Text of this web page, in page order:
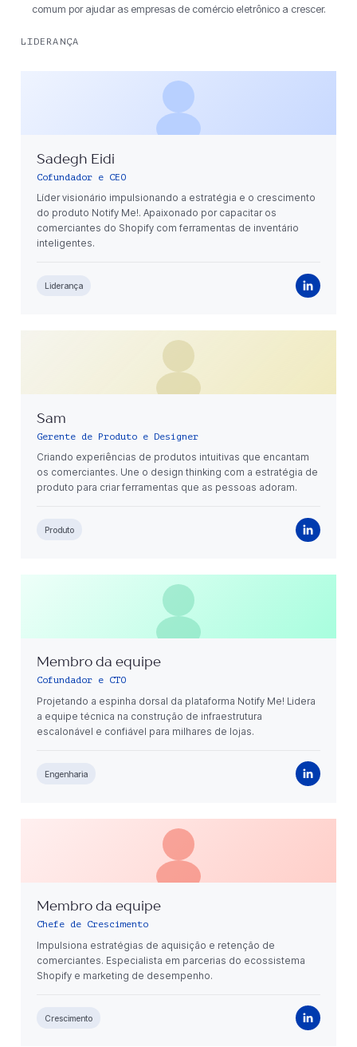
comum por ajudar as empresas de comércio eletrônico a crescer.
LIDERANÇA
Sadegh Eidi
Cofundador e CEO
Líder visionário impulsionando a estratégia e o crescimento
do produto Notify Me!. Apaixonado por capacitar os
comerciantes do Shopify com ferramentas de inventário
inteligentes.
Liderança
Sam
Gerente de Produto e Designer
Criando experiências de produtos intuitivas que encantam
os comerciantes. Une o design thinking com a estratégia de
produto para criar ferramentas que as pessoas adoram.
Produto
Membro da equipe
Cofundador e CTO
Projetando a espinha dorsal da plataforma Notify Me! Lidera
a equipe técnica na construção de infraestrutura
escalonável e confiável para milhares de lojas.
Engenharia
Membro da equipe
Chefe de Crescimento
Impulsiona estratégias de aquisição e retenção de
comerciantes. Especialista em parcerias do ecossistema
Shopify e marketing de desempenho.
Crescimento